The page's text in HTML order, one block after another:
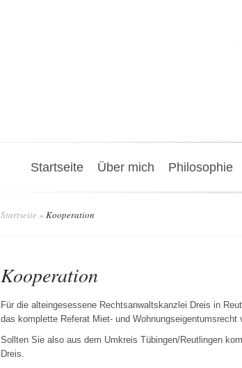
Startseite Über mich Philosophie
Startseite » Kooperation
Kooperation
Für die alteingesessene Rechtsanwaltskanzlei Dreis in
das komplette Referat Miet- und Wohnungseigentumsrecht
Sollten Sie also aus dem Umkreis Tübingen/Reutlingen
Dreis.